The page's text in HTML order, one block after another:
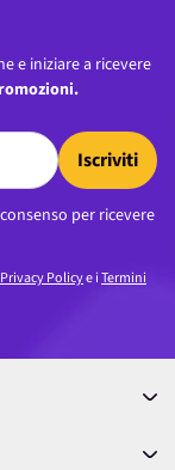
e iniziare a ricevere
Iscriviti
per ricevere
Privacy Policye iTermini